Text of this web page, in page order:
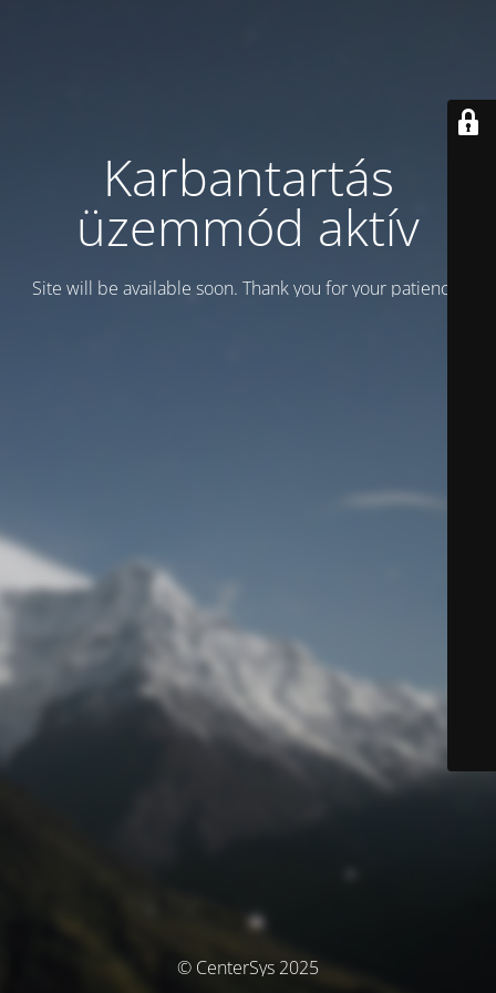
Karbantartás
üzemmód aktív
Site will be available soon. Thank you for your patience!
© CenterSys 2025